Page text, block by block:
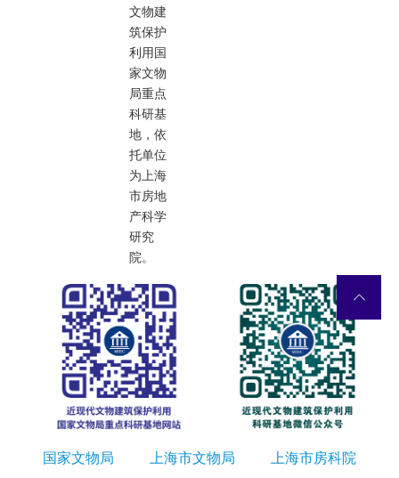
文物建
筑保护
利用国
家文物
局重点
科研基
地，依
托单位
为上海
市房地
产科学
研究
院。
国家文物局 上海市文物局 上海市房科院